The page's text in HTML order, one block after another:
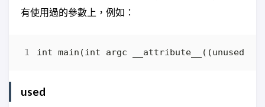
有使用過的參數上，例如：
used